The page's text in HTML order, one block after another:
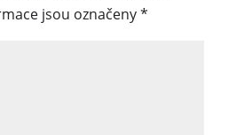
jsou označeny*